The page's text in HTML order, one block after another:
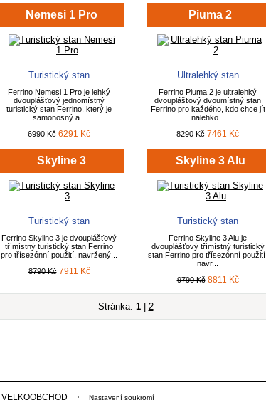
Nemesi 1 Pro
Turistický stan
Ferrino Nemesi 1 Pro je lehký
dvouplášťový jednomístný
turistický stan Ferrino, který je
samonosný a...
6990 Kč 6291 Kč
Piuma 2
Ultralehký stan
Ferrino Piuma 2 je ultralehký
dvouplášťový dvoumístný stan
Ferrino pro každého, kdo chce jít
nalehko...
8290 Kč 7461 Kč
Skyline 3
Turistický stan
Ferrino Skyline 3 je dvouplášťový
třímístný turistický stan Ferrino
pro třísezónní použití, navržený...
8790 Kč 7911 Kč
Skyline 3 Alu
Turistický stan
Ferrino Skyline 3 Alu je
dvouplášťový třímístný turistický
stan Ferrino pro třísezónní použití,
navr...
9790 Kč 8811 Kč
Stránka: 1| 2
VELKOOBCHOD ⋅ Nastavení soukromí